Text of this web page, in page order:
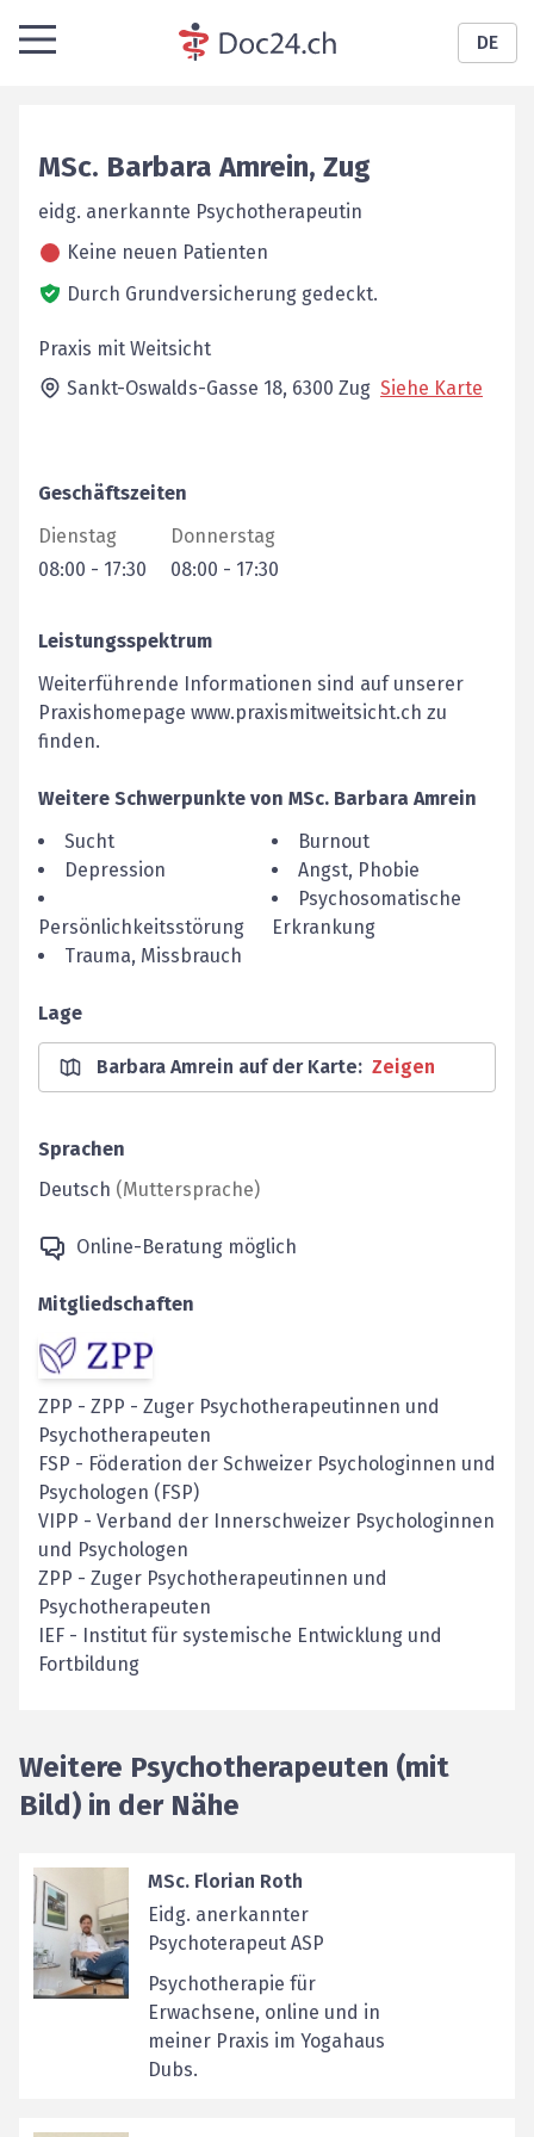
DE
MSc. Barbara Amrein, Zug
eidg. anerkannte Psychotherapeutin
Keine neuen Patienten
Durch Grundversicherung gedeckt.
Praxis mit Weitsicht
Sankt-Oswalds-Gasse 18, 6300 Zug Siehe Karte
Geschäftszeiten
Dienstag
08:00 - 17:30
Donnerstag
08:00 - 17:30
Leistungsspektrum
Weiterführende Informationen sind auf unserer
Praxishomepage www.praxismitweitsicht.ch zu
finden.
Weitere Schwerpunkte von MSc. Barbara Amrein
Sucht
Burnout
Depression
Angst, Phobie
Persönlichkeitsstörung
Psychosomatische
Erkrankung
Trauma, Missbrauch
Lage
Barbara Amrein auf der Karte: Zeigen
Sprachen
Deutsch (Muttersprache)
Online-Beratung möglich
Mitgliedschaften
ZPP - ZPP - Zuger Psychotherapeutinnen und
Psychotherapeuten
FSP - Föderation der Schweizer Psychologinnen und
Psychologen (FSP)
VIPP - Verband der Innerschweizer Psychologinnen
und Psychologen
ZPP - Zuger Psychotherapeutinnen und
Psychotherapeuten
IEF - Institut für systemische Entwicklung und
Fortbildung
Weitere Psychotherapeuten (mit
Bild) in der Nähe
MSc. Florian Roth
Eidg. anerkannter
Psychoterapeut ASP
Psychotherapie für
Erwachsene, online und in
meiner Praxis im Yogahaus
Dubs.